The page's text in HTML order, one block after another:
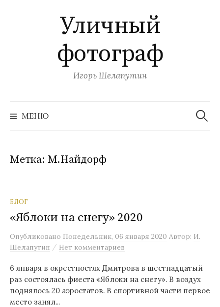
к
с
р
м
о
м
у
Уличный
фотограф
Игорь Шелапутин
МЕНЮ а
й
Метка: М.Найдорф
БЛОГ
«Яблоки на снегу» 2020
Опубликовано Понедельник, 06 января 2020 Автор: И.
Шелапутин / Нет комментариев
6 января в окрестностях Дмитрова в шестнадцатый
раз состоялась фиеста «Яблоки на снегу». В воздух
поднялось 20 аэростатов. В спортивной части первое
место занял...